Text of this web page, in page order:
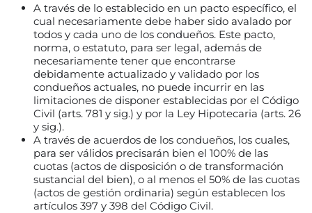
A través de lo establecido en un pacto específico, el
cual necesariamente debe haber sido avalado por
todos y cada uno de los condueños. Este pacto,
norma, o estatuto, para ser legal, además de
necesariamente tener que encontrarse
debidamente actualizado y validado por los
condueños actuales, no puede incurrir en las
limitaciones de disponer establecidas por el Código
Civil (arts. 781 y sig.) y por la Ley Hipotecaria (arts. 26
y sig.).
A través de acuerdos de los condueños, los cuales,
para ser válidos precisarán bien el 100% de las
cuotas (actos de disposición o de transformación
sustancial del bien), o al menos el 50% de las cuotas
(actos de gestión ordinaria) según establecen los
artículos 397 y 398 del Código Civil.